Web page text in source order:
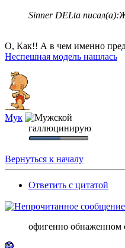
Sinner DELta писал(а):
О, Как!! А в чем именно
Неспешная модель нашлась
Мук
галлюцинирую
Вернуться к началу
Ответить с цитатой
офигенно обнаженном